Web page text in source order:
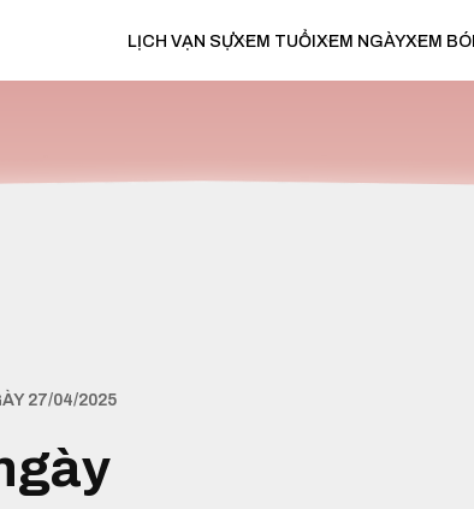
LỊCH VẠN SỰXEM TUỔI XEM NGÀYXEM
27/04/2025